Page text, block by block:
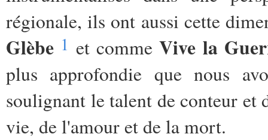
régionale, ils ont aussi cette
Glèbe 1 et commeVive la
plus approfondie que nous
soulignant le talent de conteur et
vie, de l'amour et de la mort.